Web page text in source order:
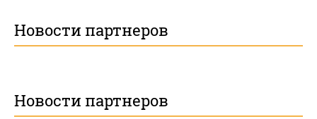
Новости партнеров
Новости партнеров